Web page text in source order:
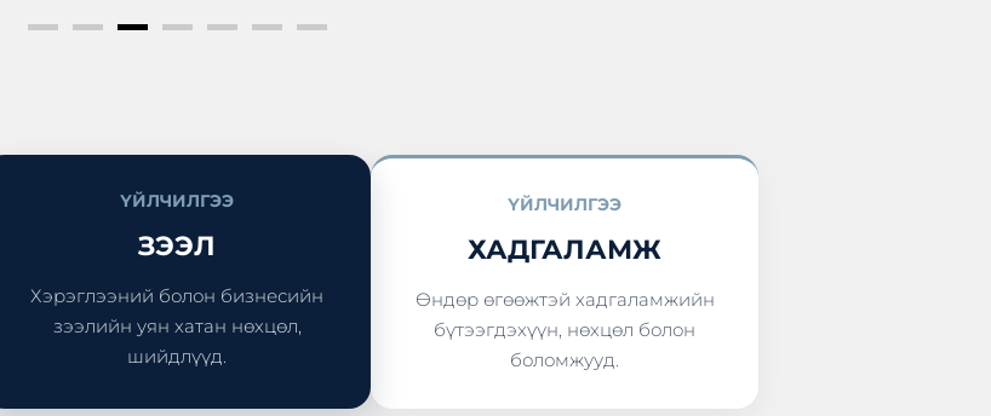
ҮЙЛЧИЛГЭЭ
ЗЭЭЛ
Хэрэглээний болон бизнесийн
зээлийн уян хатан нөхцөл,
шийдлүүд.
ҮЙЛЧИЛГЭЭ
ХАДГАЛАМЖ
Өндөр өгөөжтэй хадгаламжийн
бүтээгдэхүүн, нөхцөл болон
боломжууд.